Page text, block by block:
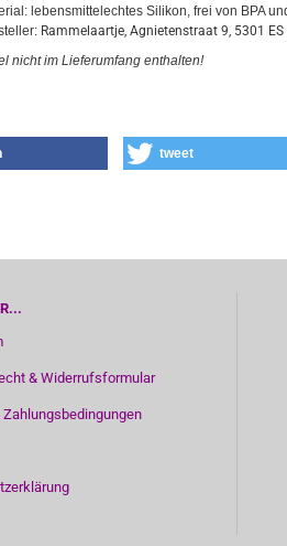
lebensmittelechtes Silikon, frei von BPA
Rammelaartje, Agnietenstraat 9, 5301
nicht im Lieferumfang enthalten!
tweet
& Widerrufsformular
Zahlungsbedingungen